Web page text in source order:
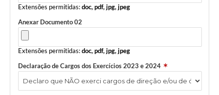
Extensões permitidas:doc, pdf, jpg, jpeg
Anexar Documento 02
Extensões permitidas:doc, pdf, jpg, jpeg
Declaração de Cargos dos Exercícios 2023 e 2024